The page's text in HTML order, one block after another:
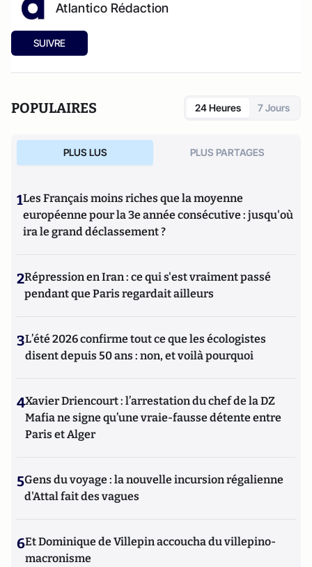
Atlantico Rédaction
SUIVRE
POPULAIRES 24 Heures 7 Jours
PLUS LUS PLUS PARTAGES
1Les Français moins riches que la moyenne
européenne pour la 3e année consécutive : jusqu'où
ira le grand déclassement ?
2Répression en Iran : ce qui s'est vraiment passé
pendant que Paris regardait ailleurs
3L’été 2026 confirme tout ce que les écologistes
disent depuis 50 ans : non, et voilà pourquoi
4Xavier Driencourt : l’arrestation du chef de la DZ
Mafia ne signe qu’une vraie-fausse détente entre
Paris et Alger
5Gens du voyage : la nouvelle incursion régalienne
d'Attal fait des vagues
6Et Dominique de Villepin accoucha du villepino-
macronisme